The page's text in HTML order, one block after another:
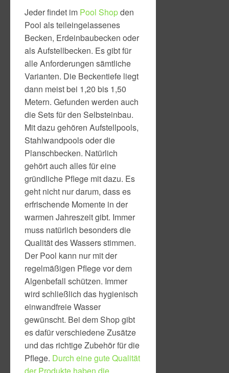
Jeder findet im Pool Shopden
Pool als teileingelassenes
Becken, Erdeinbaubecken oder
als Aufstellbecken. Es gibt für
alle Anforderungen sämtliche
Varianten. Die Beckentiefe liegt
dann meist bei 1,20 bis 1,50
Metern. Gefunden werden auch
die Sets für den Selbsteinbau.
Mit dazu gehören Aufstellpools,
Stahlwandpools oder die
Planschbecken. Natürlich
gehört auch alles für eine
gründliche Pflege mit dazu. Es
geht nicht nur darum, dass es
erfrischende Momente in der
warmen Jahreszeit gibt. Immer
muss natürlich besonders die
Qualität des Wassers stimmen.
Der Pool kann nur mit der
regelmäßigen Pflege vor dem
Algenbefall schützen. Immer
wird schließlich das hygienisch
einwandfreie Wasser
gewünscht. Bei dem Shop gibt
es dafür verschiedene Zusätze
und das richtige Zubehör für die
Pflege. Durch eine gute Qualität